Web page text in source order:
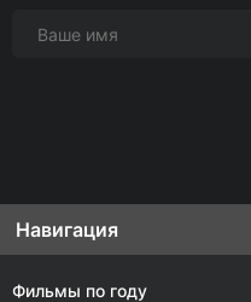
Навигация
Фильмы по году